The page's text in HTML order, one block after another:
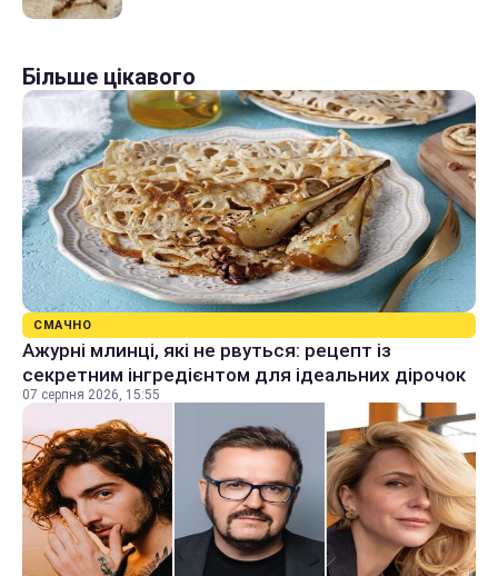
Більше цікавого
СМАЧНО
Ажурні млинці, які не рвуться: рецепт із
секретним інгредієнтом для ідеальних дірочок
07 серпня 2026, 15:55